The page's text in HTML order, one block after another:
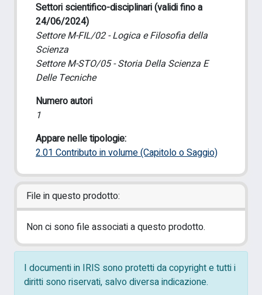
Settori scientifico-disciplinari (validi fino a
24/06/2024)
Settore M-FIL/02 - Logica e Filosofia della
Scienza
Settore M-STO/05 - Storia Della Scienza E
Delle Tecniche
Numero autori
1
Appare nelle tipologie:
2.01 Contributo in volume (Capitolo o Saggio)
File in questo prodotto:
Non ci sono file associati a questo prodotto.
I documenti in IRIS sono protetti da copyright e tutti i
diritti sono riservati, salvo diversa indicazione.